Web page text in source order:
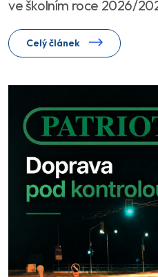
ve školním roce 2026/
Celý článek